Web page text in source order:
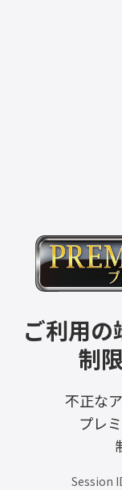
ご利用の
制
不正な
プレ
Session